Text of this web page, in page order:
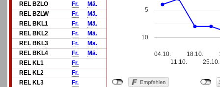
REL BZLO
Fr.
Mä.
REL BZLW
Fr.
Mä.
REL BKL1
Fr.
Mä.
REL BKL2
Fr.
Mä.
REL BKL3
Fr.
Mä.
REL BKL4
Fr.
Mä.
REL KL1
Fr.
REL KL2
Fr.
REL KL3
Fr.
04.10.
11.10.
18.10.
25.10.
5
10